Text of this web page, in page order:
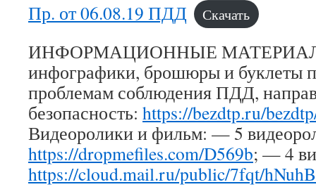
Пр. от 06.08.19 ПДД Скачать
ИНФОРМАЦИОННЫЕ
инфографики, брошюры и буклеты
проблемам соблюдения ПДД,
безопасность: https://bezdtp.ru/
Видеоролики и фильм: — 5
https://dropmefiles.com/D569b; — 4
https://cloud.mail.ru/public/7fqt/